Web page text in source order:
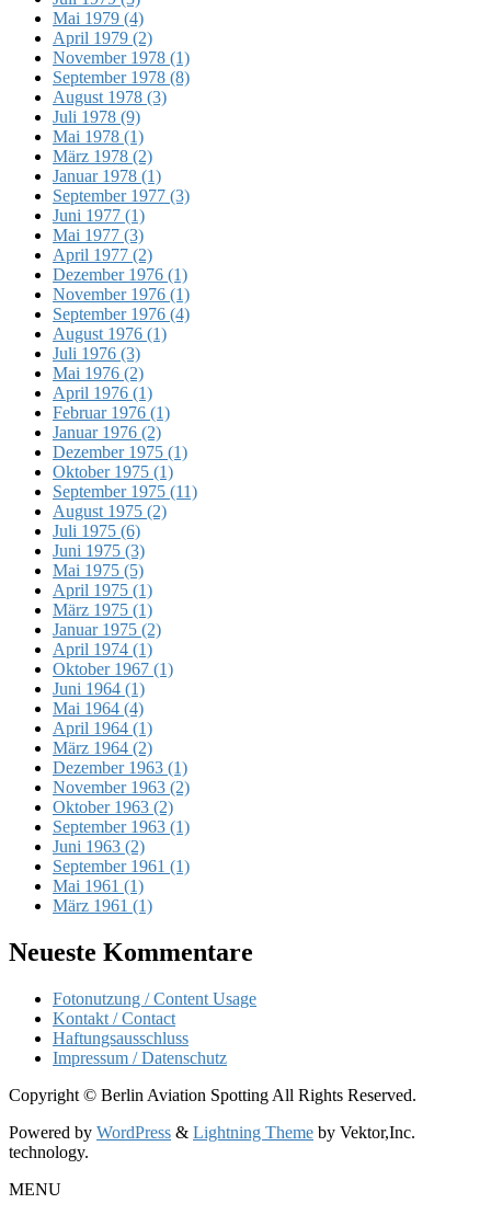
Mai 1979 (4)
April 1979 (2)
November 1978 (1)
September 1978 (8)
August 1978 (3)
Juli 1978 (9)
Mai 1978 (1)
März 1978 (2)
Januar 1978 (1)
September 1977 (3)
Juni 1977 (1)
Mai 1977 (3)
April 1977 (2)
Dezember 1976 (1)
November 1976 (1)
September 1976 (4)
August 1976 (1)
Juli 1976 (3)
Mai 1976 (2)
April 1976 (1)
Februar 1976 (1)
Januar 1976 (2)
Dezember 1975 (1)
Oktober 1975 (1)
September 1975 (11)
August 1975 (2)
Juli 1975 (6)
Juni 1975 (3)
Mai 1975 (5)
April 1975 (1)
März 1975 (1)
Januar 1975 (2)
April 1974 (1)
Oktober 1967 (1)
Juni 1964 (1)
Mai 1964 (4)
April 1964 (1)
März 1964 (2)
Dezember 1963 (1)
November 1963 (2)
Oktober 1963 (2)
September 1963 (1)
Juni 1963 (2)
September 1961 (1)
Mai 1961 (1)
März 1961 (1)
Neueste Kommentare
Fotonutzung / Content Usage
Kontakt / Contact
Haftungsausschluss
Impressum / Datenschutz
Copyright © Berlin Aviation Spotting All Rights Reserved.
Powered by WordPress & Lightning Theme by Vektor,Inc.
technology.
MENU